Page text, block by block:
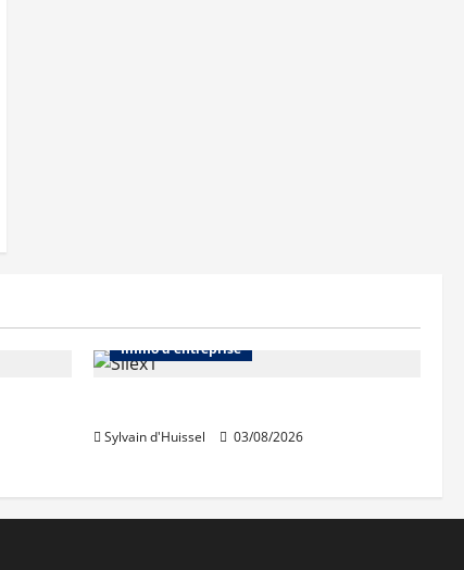
Immo d'entreprise
Sylvain d'Huissel 03/08/2026